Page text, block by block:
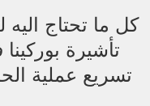
كل ما تحتاج
تأشيرة
تسريع عملية